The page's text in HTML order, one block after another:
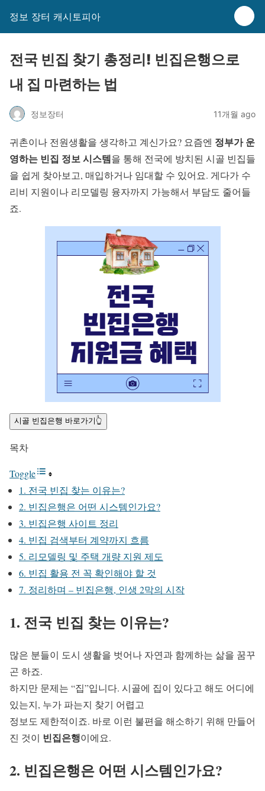
정보 장터 캐시토피아
전국 빈집 찾기 총정리! 빈집은행으로
내 집 마련하는 법
정보장터 11개월 ago
귀촌이나 전원생활을 생각하고 계신가요? 요즘엔 정부가 운
영하는 빈집 정보 시스템을 통해 전국에 방치된 시골 빈집들
을 쉽게 찾아보고, 매입하거나 임대할 수 있어요. 게다가 수
리비 지원이나 리모델링 융자까지 가능해서 부담도 줄어들
죠.
시골 빈집은행 바로가기👆
목차
Toggle
1. 전국 빈집 찾는 이유는?
2. 빈집은행은 어떤 시스템인가요?
3. 빈집은행 사이트 정리
4. 빈집 검색부터 계약까지 흐름
5. 리모델링 및 주택 개량 지원 제도
6. 빈집 활용 전 꼭 확인해야 할 것
7. 정리하며 – 빈집은행, 인생 2막의 시작
1. 전국 빈집 찾는 이유는?
많은 분들이 도시 생활을 벗어나 자연과 함께하는 삶을 꿈꾸
곤 하죠.
하지만 문제는 “집”입니다. 시골에 집이 있다고 해도 어디에
있는지, 누가 파는지 찾기 어렵고
정보도 제한적이죠. 바로 이런 불편을 해소하기 위해 만들어
진 것이 빈집은행이에요.
2. 빈집은행은 어떤 시스템인가요?